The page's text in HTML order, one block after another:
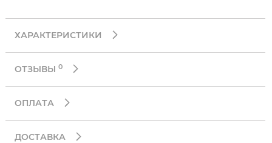
ХАРАКТЕРИСТИКИ
ОТЗЫВЫ 0
ОПЛАТА
ДОСТАВКА